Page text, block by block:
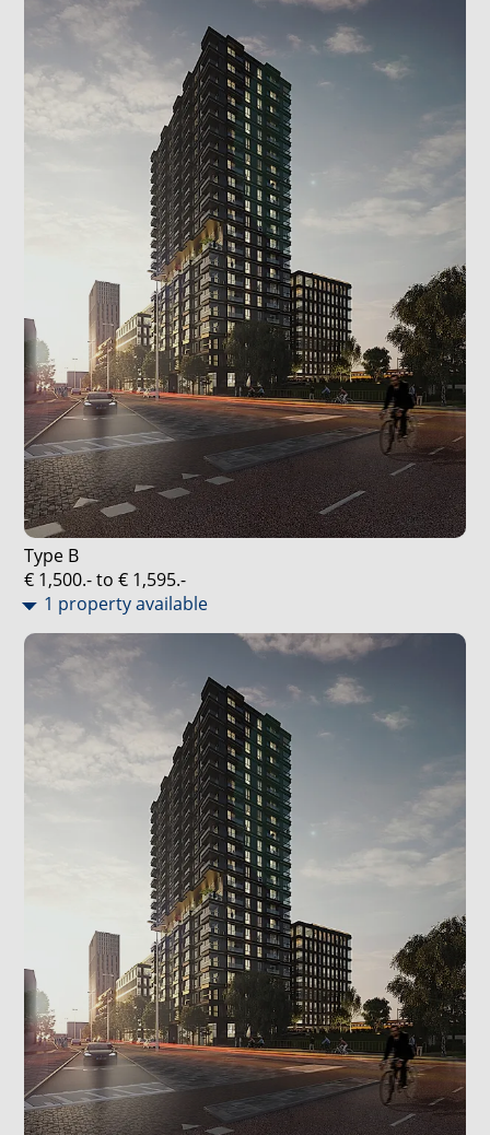
bindend voor het uiteindelijke resultaat. De
impressies kunnen van andere appartementen in het
project afkomstig zijn. Alle informatie, inclusief
prijzen en voorwaarden, kan aan verandering
onderhevig zijn.
Type B
€ 1,500.- to € 1,595.-
1 property available